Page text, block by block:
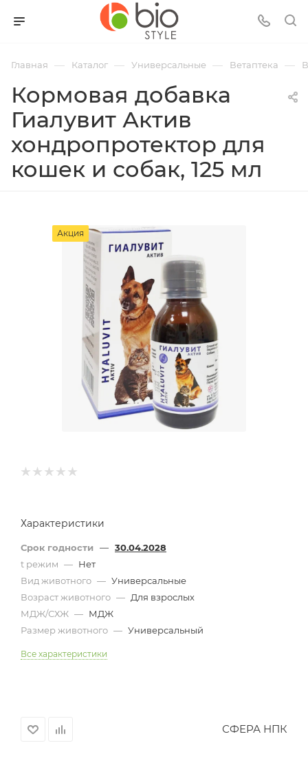
Главная — Каталог — Универсальные — Ветаптека —
Кормовая добавка
Гиалувит Актив
хондропротектор для
кошек и собак, 125 мл
Акция
Характеристики
Срок годности — 30.04.2028
t режим — Нет
Вид животного — Универсальные
Возраст животного — Для взрослых
МДЖ/СХЖ — МДЖ
Размер животного — Универсальный
Все характеристики
СФЕРА НПК